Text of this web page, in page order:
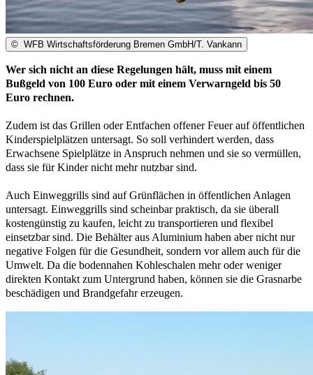
© WFB Wirtschaftsförderung Bremen GmbH/T. Vankann
Wer sich nicht an diese Regelungen hält, muss mit einem
Bußgeld von 100 Euro oder mit einem Verwarngeld bis 50
Euro rechnen.
Zudem ist das Grillen oder Entfachen offener Feuer auf öffentlichen
Kinderspielplätzen untersagt. So soll verhindert werden, dass
Erwachsene Spielplätze in Anspruch nehmen und sie so vermüllen,
dass sie für Kinder nicht mehr nutzbar sind.
Auch Einweggrills sind auf Grünflächen in öffentlichen Anlagen
untersagt. Einweggrills sind scheinbar praktisch, da sie überall
kostengünstig zu kaufen, leicht zu transportieren und flexibel
einsetzbar sind. Die Behälter aus Aluminium haben aber nicht nur
negative Folgen für die Gesundheit, sondern vor allem auch für die
Umwelt. Da die bodennahen Kohleschalen mehr oder weniger
direkten Kontakt zum Untergrund haben, können sie die Grasnarbe
beschädigen und Brandgefahr erzeugen.